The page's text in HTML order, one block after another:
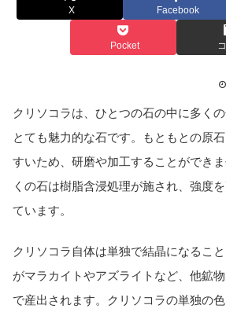
X Facebook
Pocket
クリソコラは、ひとつの石の中に多くの
とても魅力的な石です。もともとの原
すいため、研磨や加工することができ
くの石は樹脂含浸処理が施され、強度
ています。
クリソコラ自体は単独で結晶になるこ
がマラカイトやアズライトなど、他鉱
で産出されます。クリソコラの単独の